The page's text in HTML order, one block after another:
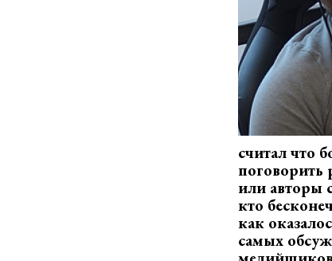
считал что
поговорить
или авторы
кто
как
самых